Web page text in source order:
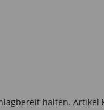
halten.